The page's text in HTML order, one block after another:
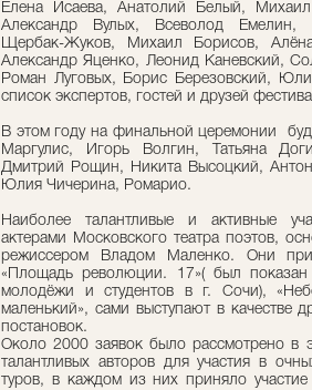
Елена Исаева, Анатолий Белый,
Александр Вулых, Всеволод
Щербак-Жуков, Михаил Борисов,
Александр Яценко, Леонид Каневский,
Роман Луговых, Борис Березовский,
список экспертов, гостей и друзей
В этом году на финальной церемонии
Маргулис, Игорь Волгин, Татьяна
Дмитрий Рощин, Никита Высоцкий,
Юлия Чичерина, Ромарио.
Наиболее талантливые и активные
актерами Московского театра поэтов,
режиссером Владом Маленко. Они
«Площадь революции. 17»( был
молодёжи и студентов в г. Сочи),
маленький», сами выступают в качестве
постановок.
Около 2000 заявок было рассмотрено в
талантливых авторов для участия в
туров, в каждом из них приняло